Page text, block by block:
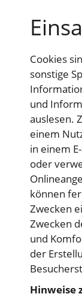
Cookies
sonstige
und
auslesen.
einem
in einem
oder
können
Zwecken
Zwecken
und
der
Hinweise